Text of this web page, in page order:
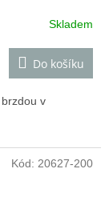
Skladem
Do košíku
v
Kód: 20627-200